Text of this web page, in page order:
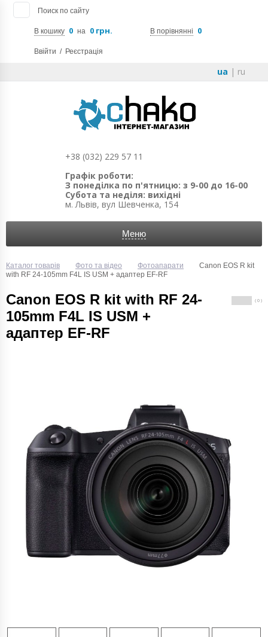
Поиск по сайту
В кошику 0 на 0 грн. В порівнянні 0
Ввійти / Реєстрація
ua | ru
+38 (032) 229 57 11
Графік роботи:
З понеділка по п'ятницю: з 9-00 до 16-00
Субота та неділя: вихідні
м. Львів, вул Шевченка, 154
Меню
Каталог товарів Фото та відео Фотоапарати
Canon EOS R kit
with RF 24-105mm F4L IS USM + адаптер EF-RF
Canon EOS R kit with RF 24-
105mm F4L IS USM +
адаптер EF-RF
( 0 )